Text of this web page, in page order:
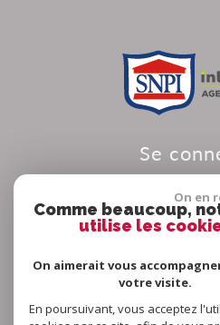
se
© 2026 | Tous droits réservés |
On en
Comme beaucoup,
utilise les
On aimerait vous
votre visite.
En poursuivant, vous acceptez